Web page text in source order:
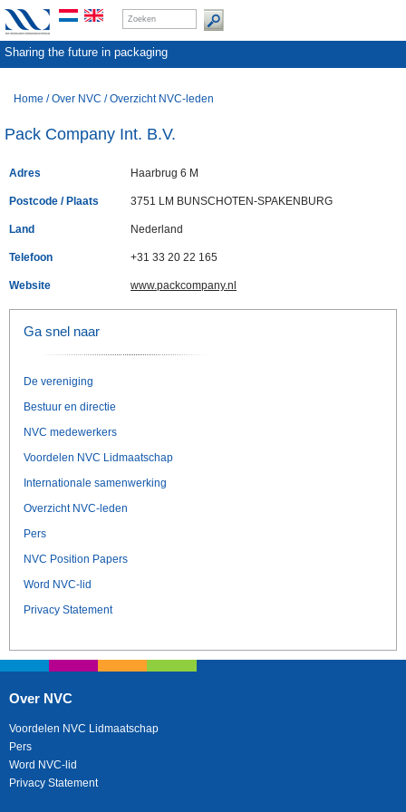
Sharing the future in packaging
Home /Over NVC /Overzicht NVC-leden
Pack Company Int. B.V.
Adres Haarbrug 6 M
Postcode / Plaats 3751 LM BUNSCHOTEN-SPAKENBURG
Land Nederland
Telefoon +31 33 20 22 165
Website www.packcompany.nl
Ga snel naar
De vereniging
Bestuur en directie
NVC medewerkers
Voordelen NVC Lidmaatschap
Internationale samenwerking
Overzicht NVC-leden
Pers
NVC Position Papers
Word NVC-lid
Privacy Statement
Over NVC
Voordelen NVC Lidmaatschap
Pers
Word NVC-lid
Privacy Statement